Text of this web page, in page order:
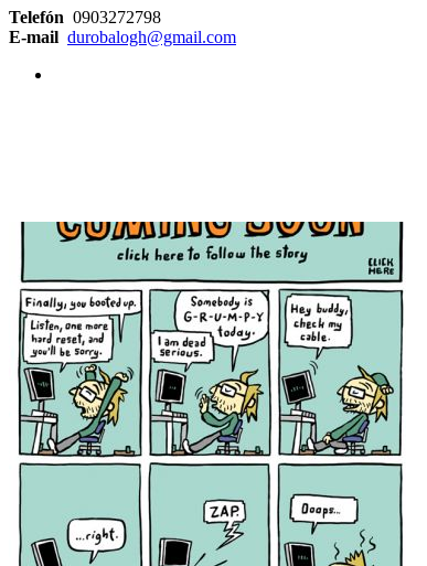
Telefón 0903272798
E-mail durobalogh@gmail.com